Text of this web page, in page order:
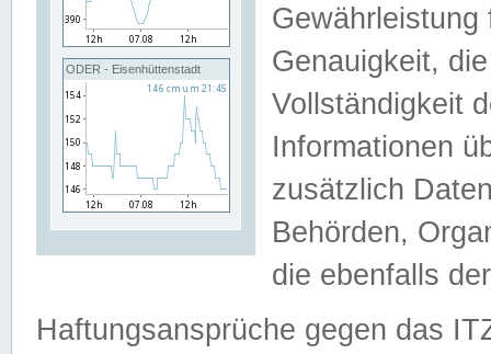
ODER - Eisenhüttenstadt
Genauigkeit,
Vollständigkeit
Informationen
zusätzlich
Behörden,
die ebenfalls
Haftungsansprüche gegen das